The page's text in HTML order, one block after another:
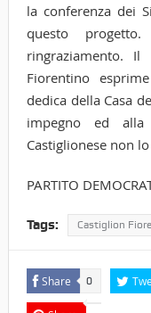
la conferenza dei
questo
ringraziamento. Il
Fiorentino
dedica della Casa
impegno ed
Castiglionese non
PARTITO
Tags: Castiglion
Share 0